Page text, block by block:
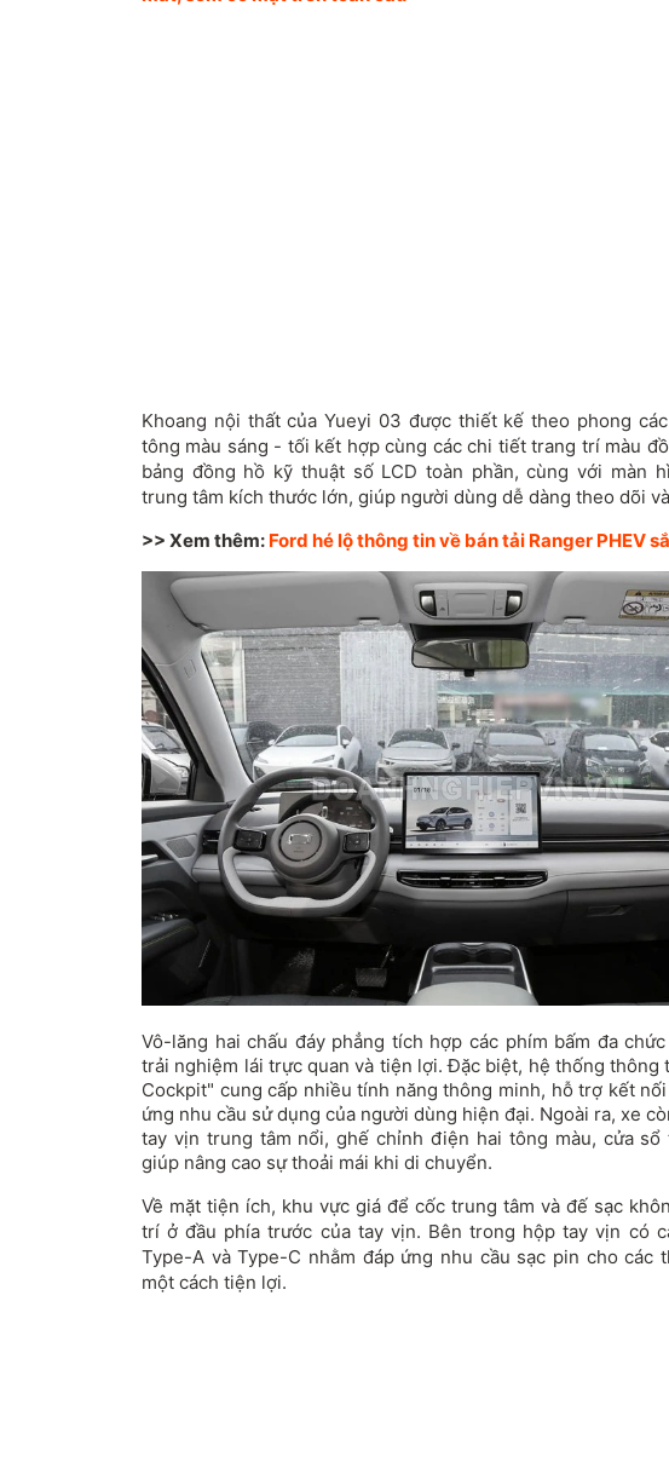
Khoang nội thất của Yueyi 03 được thiết kế theo phong
tông màu sáng - tối kết hợp cùng các chi tiết trang trí màu
bảng đồng hồ kỹ thuật số LCD toàn phần, cùng với màn
trung tâm kích thước lớn, giúp người dùng dễ dàng theo dõi
>> Xem thêm: Ford hé lộ thông tin về bán tải Ranger PHEV
Vô-lăng hai chấu đáy phẳng tích hợp các phím bấm đa
trải nghiệm lái trực quan và tiện lợi. Đặc biệt, hệ thống thông
Cockpit" cung cấp nhiều tính năng thông minh, hỗ trợ kết
ứng nhu cầu sử dụng của người dùng hiện đại. Ngoài ra, xe
tay vịn trung tâm nổi, ghế chỉnh điện hai tông màu, cửa sổ
giúp nâng cao sự thoải mái khi di chuyển.
Về mặt tiện ích, khu vực giá để cốc trung tâm và đế sạc
trí ở đầu phía trước của tay vịn. Bên trong hộp tay vịn có
Type-A và Type-C nhằm đáp ứng nhu cầu sạc pin cho các
một cách tiện lợi.